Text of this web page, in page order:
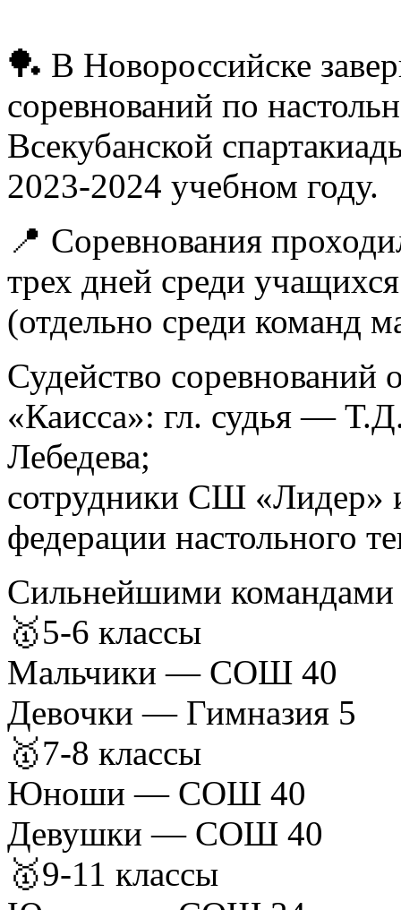
🏓 В Новороссийске
соревнований по
Всекубанской
2023-2024 учебном году.
📍 Соревнования
трех дней среди
(отдельно среди команд
Судейство
«Каисса»: гл. судья —
Лебедева;
сотрудники СШ «Лидер»
федерации настольного
Сильнейшими командами
🥇5-6 классы
Мальчики — СОШ 40
Девочки — Гимназия 5
🥇7-8 классы
Юноши — СОШ 40
Девушки — СОШ 40
🥇9-11 классы